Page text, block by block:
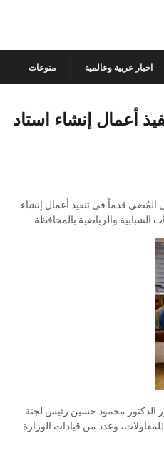
اخبار عربية وعالمية منوعات
أعمال إنشاء استاد
قدماً فى تنفيذ أعمال إنشاء
والرياضية بالمحافظة.
الدكتور محمود حسين رئيس لجنة
وعدد من قيادات الوزارة.